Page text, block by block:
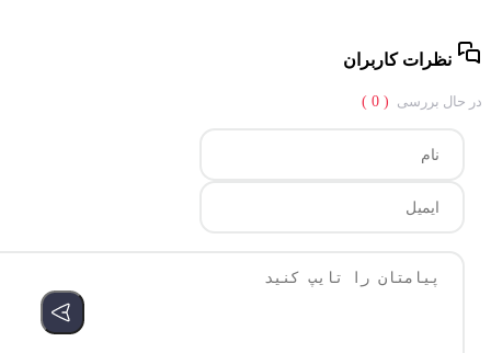
نظرات کاربران
حال بررسی ( 0 )